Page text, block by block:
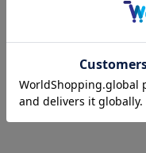
POWER SENDユニフォー
ム/VISITOR/XO・2XO
¥14,000